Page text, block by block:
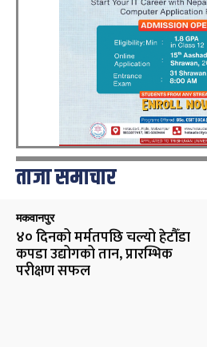
ताजा समाचार
मकवानपुर
४० दिनको मर्मतपछि चल्यो हेटौँडा
कपडा उद्योगको तान, प्रारम्भिक
परीक्षण सफल